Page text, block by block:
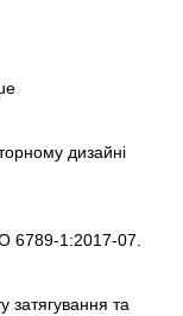
дизайні
6789-1:2017-07.
затягування та